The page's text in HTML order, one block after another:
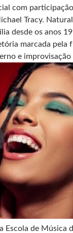
com
Tracy. Natural
desde os anos
marcada pela
e
Escola de Música